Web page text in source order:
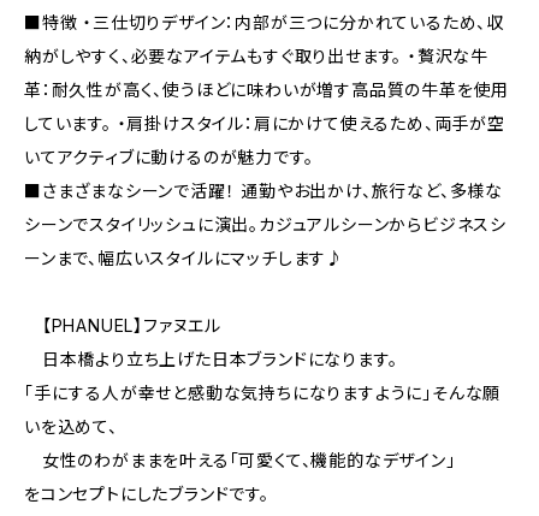
■特徴 ・三仕切りデザイン：内部が三つに分かれているため、収
納がしやすく、必要なアイテムもすぐ取り出せます。 ・贅沢な牛
革：耐久性が高く、使うほどに味わいが増す高品質の牛革を使用
しています。 ・肩掛けスタイル：肩にかけて使えるため、両手が空
いてアクティブに動けるのが魅力です。
■さまざまなシーンで活躍！ 通勤やお出かけ、旅行など、多様な
シーンでスタイリッシュに演出。カジュアルシーンからビジネスシ
ーンまで、幅広いスタイルにマッチします♪
【PHANUEL】ファヌエル
日本橋より立ち上げた日本ブランドになります。
「手にする人が幸せと感動な気持ちになりますように」そんな願
いを込めて、
女性のわがままを叶える「可愛くて、機能的なデザイン」
をコンセプトにしたブランドです。